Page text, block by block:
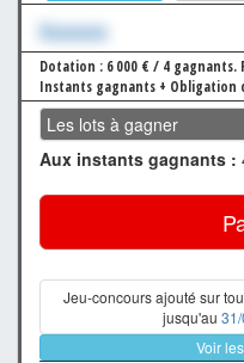
Xxxxxxx
Dotation : 6 000 € / 4 gagnants.
Instants gagnants + Obligation
Les lots à gagner
Aux instants gagnants :
Jeu-concours ajouté sur
jusqu'au
Voir